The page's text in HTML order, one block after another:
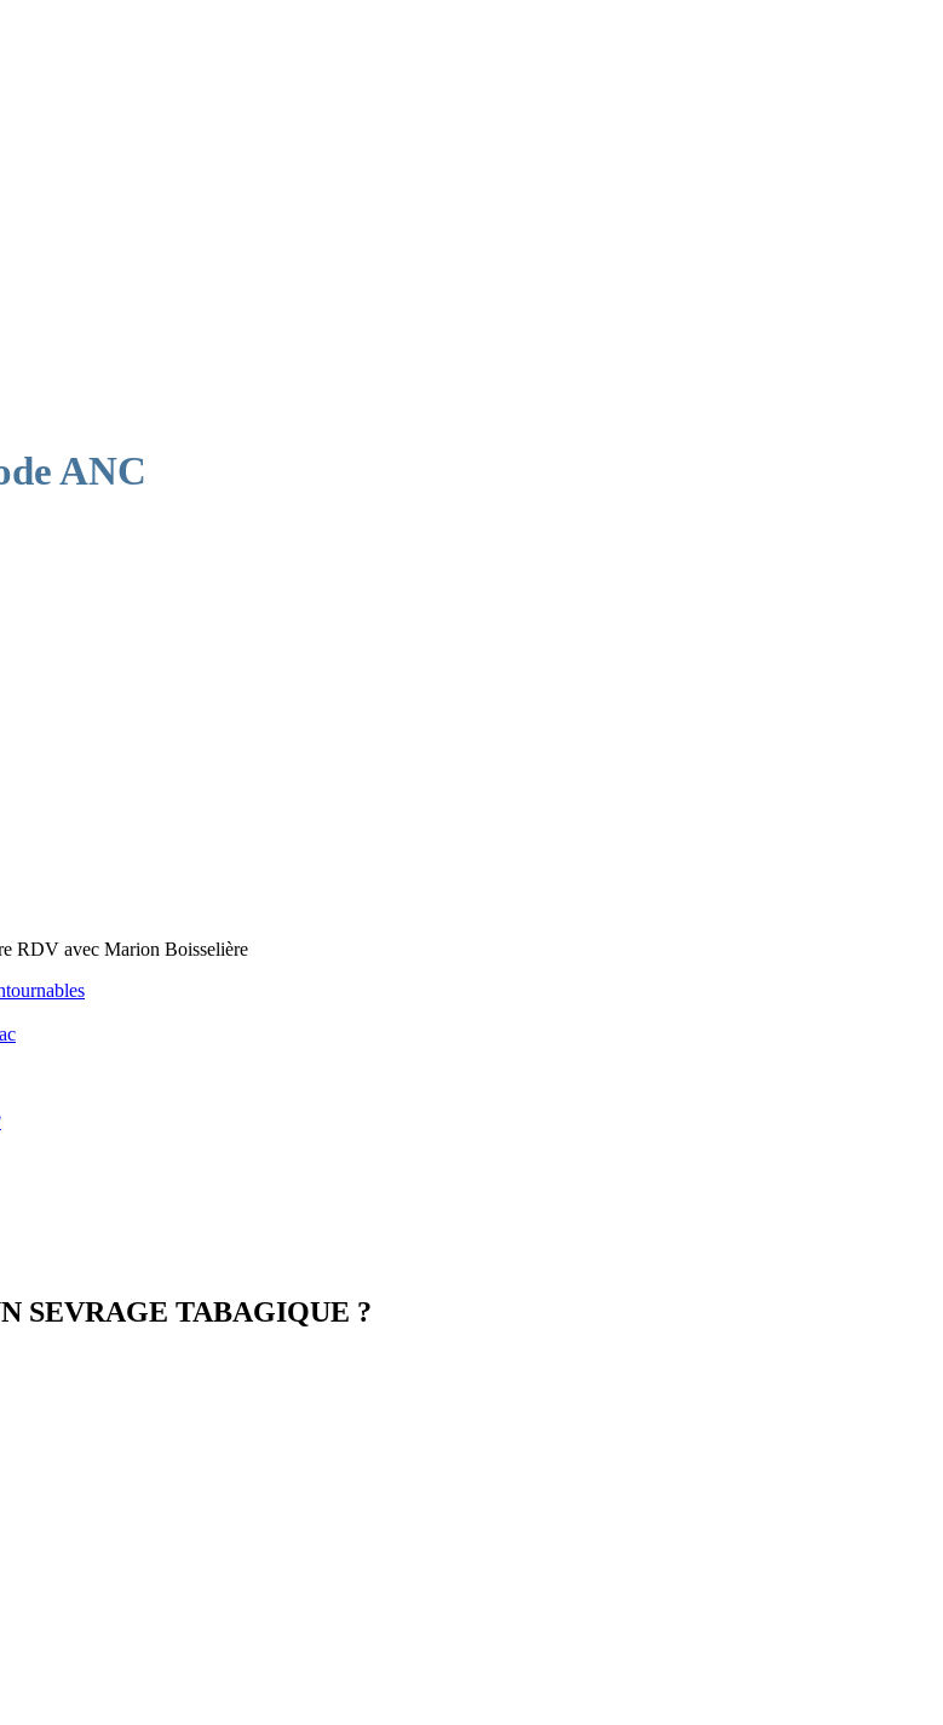
ANC
RDV avec Marion Boisselière
SEVRAGE TABAGIQUE ?